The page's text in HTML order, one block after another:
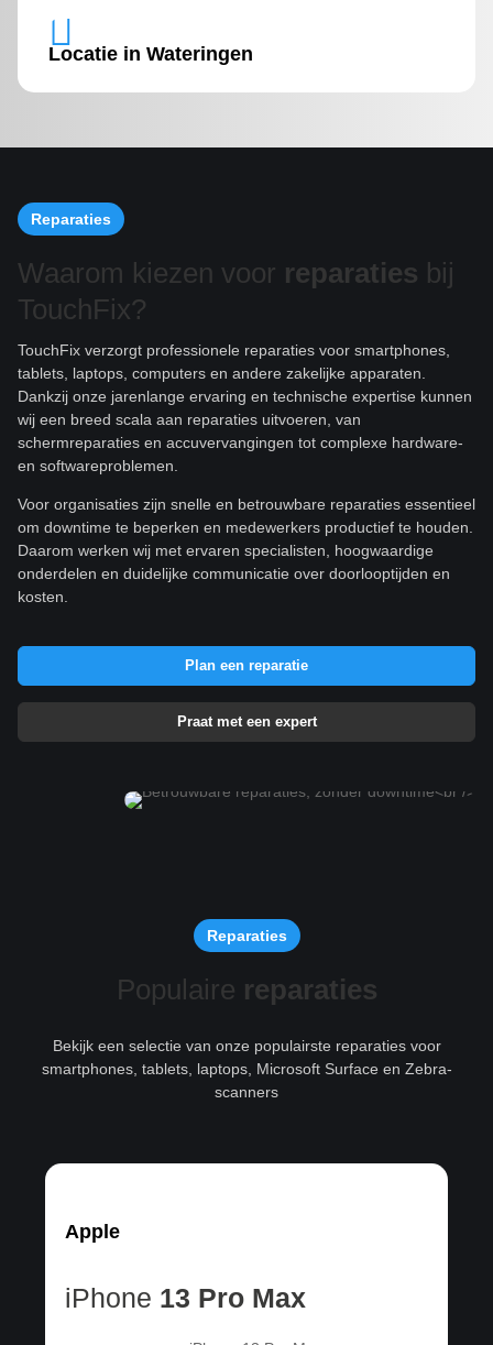

Locatie in Wateringen
Reparaties
Waarom kiezen voor reparaties bij
TouchFix?
TouchFix verzorgt professionele reparaties voor smartphones,
tablets, laptops, computers en andere zakelijke apparaten.
Dankzij onze jarenlange ervaring en technische expertise kunnen
wij een breed scala aan reparaties uitvoeren, van
schermreparaties en accuvervangingen tot complexe hardware-
en softwareproblemen.
Voor organisaties zijn snelle en betrouwbare reparaties essentieel
om downtime te beperken en medewerkers productief te houden.
Daarom werken wij met ervaren specialisten, hoogwaardige
onderdelen en duidelijke communicatie over doorlooptijden en
kosten.
Plan een reparatie
Praat met een expert
Reparaties
Populaire reparaties
Bekijk een selectie van onze populairste reparaties voor
smartphones, tablets, laptops, Microsoft Surface en Zebra-
scanners
Apple
iPhone 13 Pro Max